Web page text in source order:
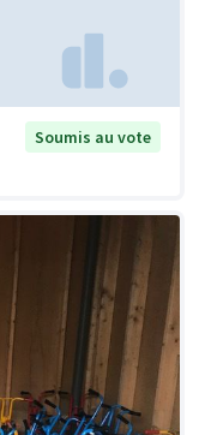
Soumis au vote